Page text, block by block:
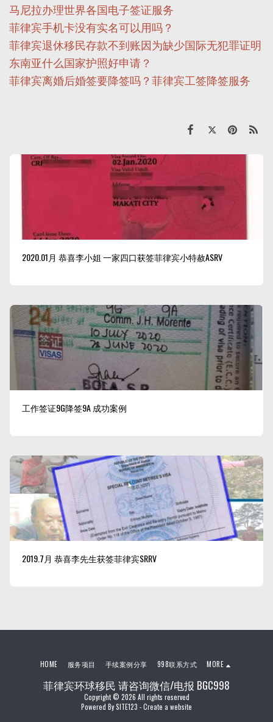
马尼拉办理世界各国电子签证服务
菲律宾手机卡没有实名可以用吗？
菲律宾退休移民存款不到账因为缺少国际无犯罪证明
东南亚什么国家护照好申请？
菲律宾离婚后婚签要降签吗？菲律宾工签降签服务
2020.01月 恭喜李小姐 一家四口获签菲律宾小特赦ASRV
工作签证9G降签9A 成功案例
2019.7月 恭喜李先生获签菲律宾SRRV
菲律宾环球移民 请咨询微信/电报 BGC998
Copyright © 2026 All rights reserved
Powered BySITE123 -Create a website
HOME 服务项目 手续案例分享 998联系方式 MORE